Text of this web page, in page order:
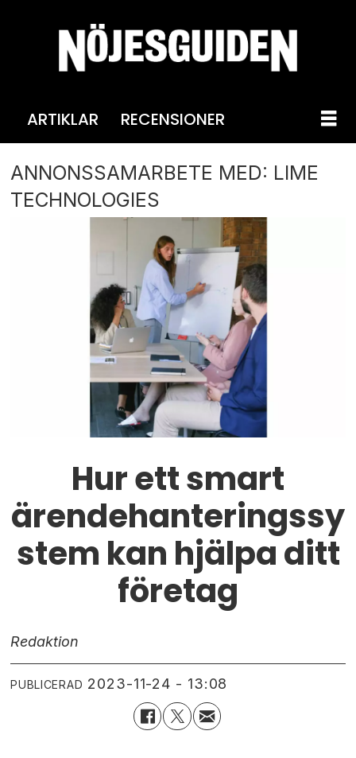
ARTIKLAR RECENSIONER
ANNONSSAMARBETE MED: LIME
TECHNOLOGIES
Hur ett smart
ärendehanteringssy
stem kan hjälpa ditt
företag
Redaktion
PUBLICERAD 2023-11-24 - 13:08